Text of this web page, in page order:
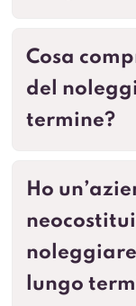
Cosa
del
termine?
Ho
lungo